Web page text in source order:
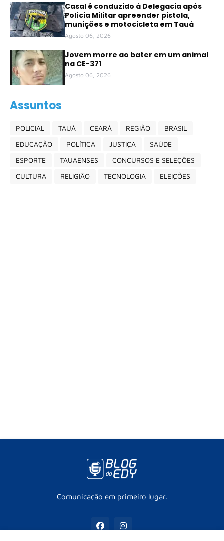
Casal é conduzido à Delegacia após
Polícia Militar apreender pistola,
munições e motocicleta em Tauá
Agosto 06, 2026
Jovem morre ao bater em um animal
na CE-371
Agosto 06, 2026
Assuntos
POLICIAL TAUÁ CEARÁ REGIÃO
BRASIL
EDUCAÇÃO
POLÍTICA JUSTIÇA
SAÚDE
ESPORTE
TAUAENSES
CONCURSOS E SELEÇÕES
CULTURA
RELIGIÃO TECNOLOGIA ELEIÇÕES
Comunicação em primeiro lugar.